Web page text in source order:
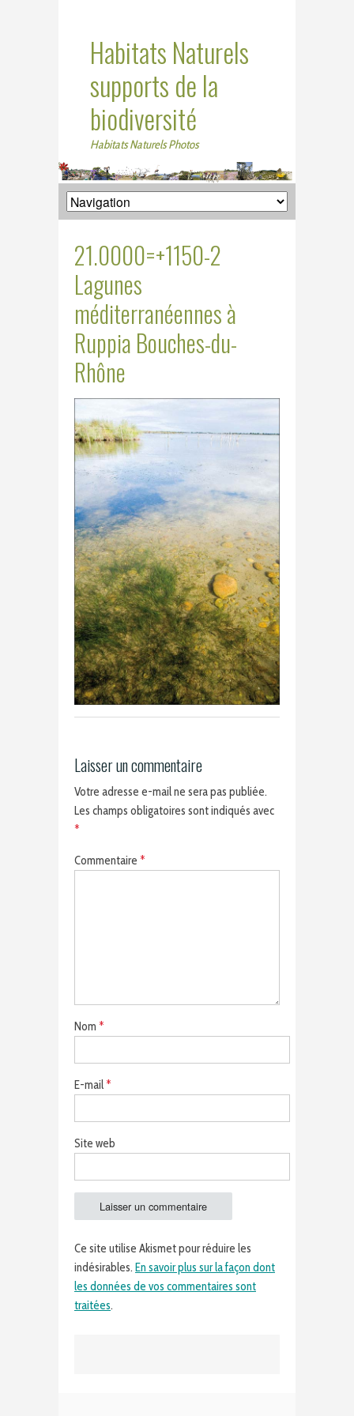
Habitats Naturels
supports de la
biodiversité
Habitats Naturels Photos
21.0000=+1150-2
Lagunes
méditerranéennes à
Ruppia Bouches-du-
Rhône
Laisser un commentaire
Votre adresse e-mail ne sera pas publiée.
Les champs obligatoires sont indiqués avec
*
Commentaire *
Nom *
E-mail*
Site web
Ce site utilise Akismet pour réduire les
indésirables. En savoir plus sur la façon dont
les données de vos commentaires sont
traitées.